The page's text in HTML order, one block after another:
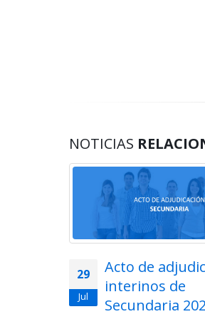
NOTICIAS
29
Jul
Acto de
interinos de
Secundaria